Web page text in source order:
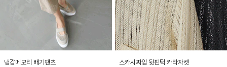
냉감메모리 배기팬츠
스카시짜임 뒷핀턱 카라자켓